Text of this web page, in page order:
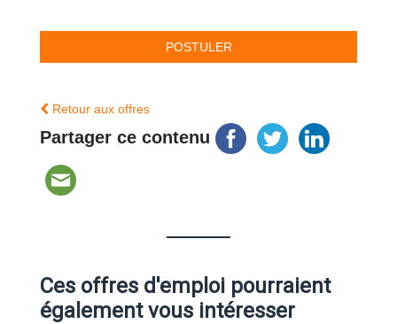
Retour aux offres
Partager ce contenu
Ces offres d'emploi pourraient
également vous intéresser